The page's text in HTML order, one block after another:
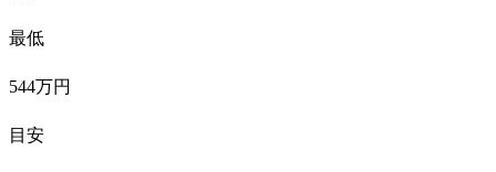
最低
544万円
目安